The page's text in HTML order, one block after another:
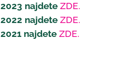
najdete ZDE.
najdete ZDE.
najdete ZDE.